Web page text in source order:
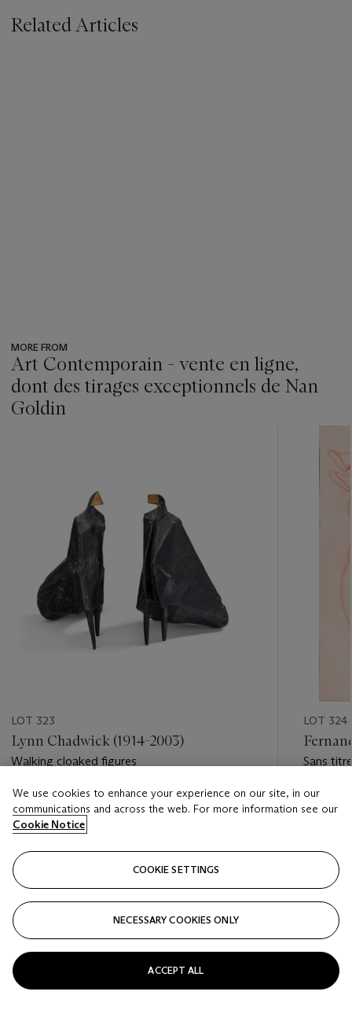
Related Articles
MORE FROM
Art Contemporain - vente en ligne,
dont des tirages exceptionnels de Nan
Goldin
LOT 323
Lynn Chadwick (1914-2003)
Walking cloaked figures
Estimate
EUR 30,000 - EUR 50,000
Closed
LOT 324
Sans titre
Estimate
Closed
We use cookies to enhance your experience on our site, in our
communications and across the web. For more information see our
Cookie Notice
COOKIE SETTINGS
NECESSARY COOKIES ONLY
ACCEPT ALL